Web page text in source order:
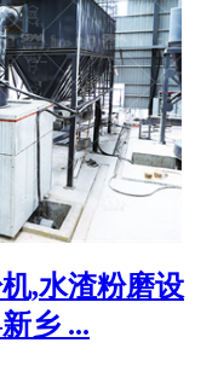
,水渣粉磨设
乡 ...